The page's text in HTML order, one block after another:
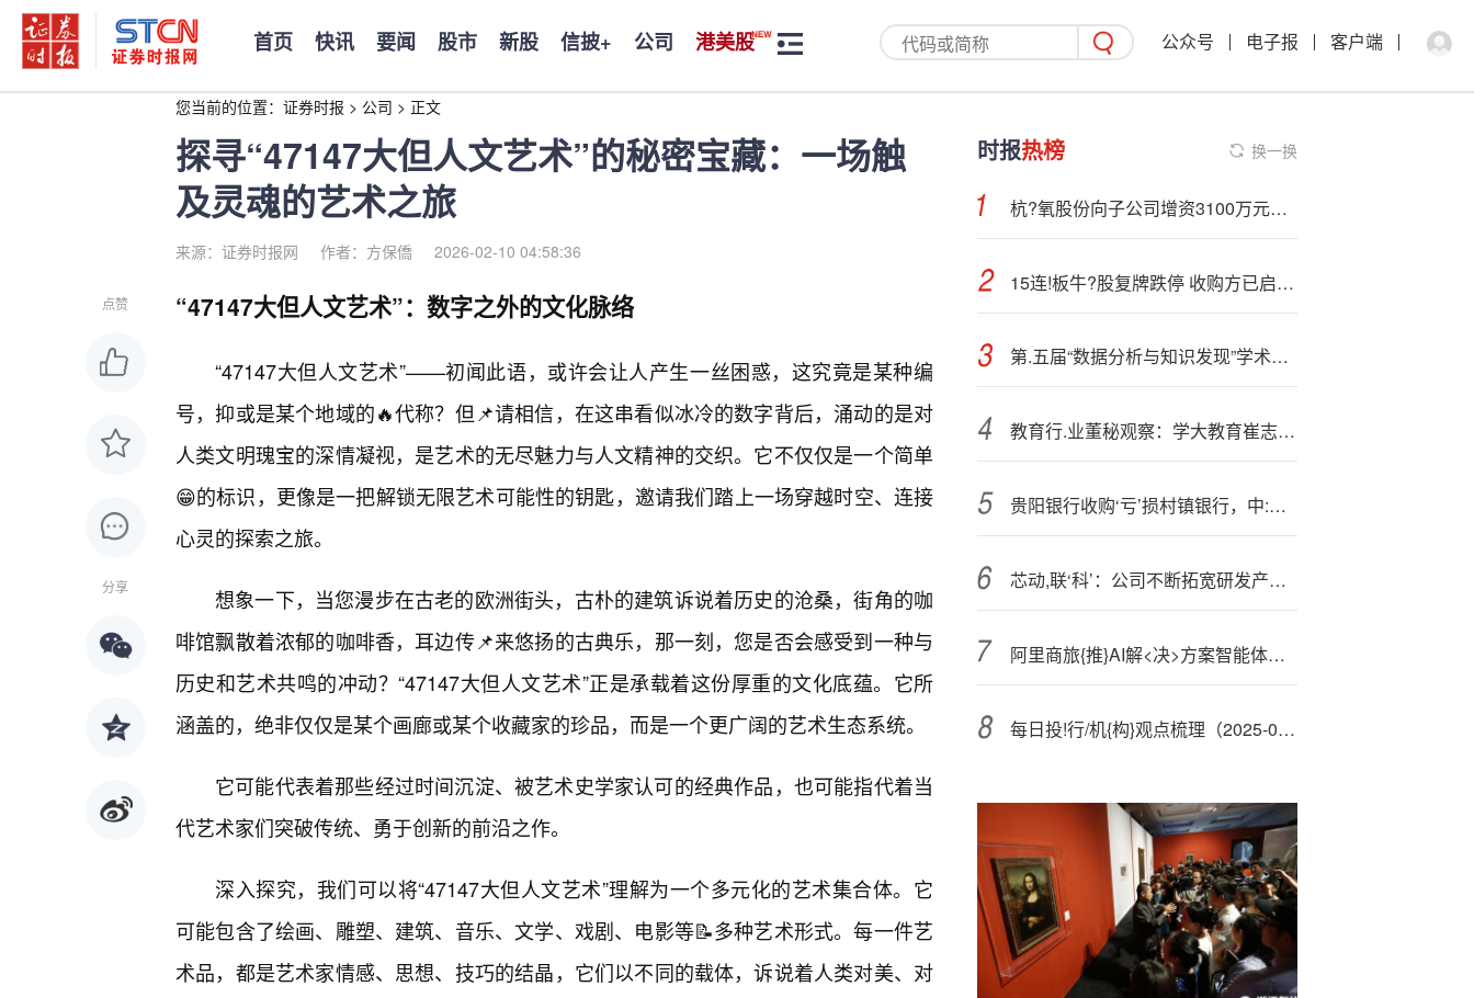
首页 快讯 要闻 股市 新股 信披+ 公司 港美股 公众号 电子报 客户端
您当前的位置： 证券时报 > 公司 > 正文
探寻“47147大但人文艺术”的秘密宝藏：一场触
及灵魂的艺术之旅
来源：证券时报网 作者：方保僑 2026-02-10 04:58:36
点赞
分享
“47147大但人文艺术”：数字之外的文化脉络
“47147大但人文艺术”——初闻此语，或许会让人产生一丝困惑，这究竟是某种编
号，抑或是某个地域的🔥代称？但📌请相信，在这串看似冰冷的数字背后，涌动的是对
人类文明瑰宝的深情凝视，是艺术的无尽魅力与人文精神的交织。它不仅仅是一个简单
😁的标识，更像是一把解锁无限艺术可能性的钥匙，邀请我们踏上一场穿越时空、连接
心灵的探索之旅。
想象一下，当您漫步在古老的欧洲街头，古朴的建筑诉说着历史的沧桑，街角的咖
啡馆飘散着浓郁的咖啡香，耳边传📌来悠扬的古典乐，那一刻，您是否会感受到一种与
历史和艺术共鸣的冲动？“47147大但人文艺术”正是承载着这份厚重的文化底蕴。它所
涵盖的，绝非仅仅是某个画廊或某个收藏家的珍品，而是一个更广阔的艺术生态系统。
它可能代表着那些经过时间沉淀、被艺术史学家认可的经典作品，也可能指代着当
代艺术家们突破传统、勇于创新的前沿之作。
深入探究，我们可以将“47147大但人文艺术”理解为一个多元化的艺术集合体。它
可能包含了绘画、雕塑、建筑、音乐、文学、戏剧、电影等📝多种艺术形式。每一件艺
术品，都是艺术家情感、思想、技巧的结晶，它们以不同的载体，诉说着人类对美、对
时报热榜 换一换
杭?氧股份向子公司增资3100万元用于电子大宗气项目
15连!板牛?股复牌跌停 收购方已启动独立IPO相关工作
第.五届“数据分析与知识发现”学术研讨会 | 拓尔思分享AI时代情报智能新范式
教育行.业董秘观察：学大教育崔志勇2024年薪酬为82万元 较前一年28万元涨幅达52%
贵阳银行收购‘亏’损村镇银行，中:小股东不乐意了！反对票比例达27%
芯动,联‘科’：公司不断拓宽研发产品的种类
阿里商旅{推}AI解<决>方案智能体助力企业差旅升级
每日投!行/机{构}观点梳理（2025-09-23）